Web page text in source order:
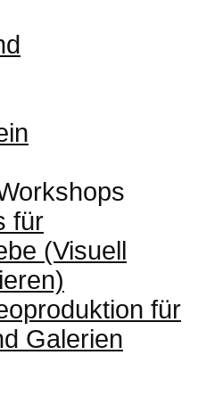
für
(Visuell
für
Galerien